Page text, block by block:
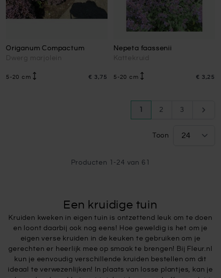
Origanum Compactum
Dwerg marjolein
5-20 cm € 3,75
Nepeta faassenii
Kattekruid
5-20 cm € 3,25
Pagina
U lees momenteel
Pagina
2 Pagina
3
Toon
Producten - 24 van 61
Een kruidige tuin
Kruiden kweken in eigen tuin is ontzettend leuk om te doen
en loont daarbij ook nog eens! Hoe geweldig is het om je
eigen verse kruiden in de keuken te gebruiken om je
gerechten er heerlijk mee op smaak te brengen! Bij Fleur.nl
kun je eenvoudig verschillende kruiden bestellen om dit
ideaal te verwezenlijken! In plaats van losse plantjes, kan je